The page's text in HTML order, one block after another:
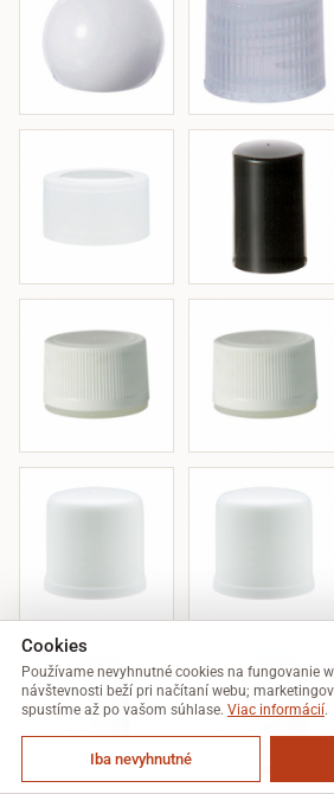
Cookies
Používame nevyhnutné cookies na fungovanie
návštevnosti beží pri načítaní webu;
spustíme až po vašom súhlase. Viac informácií.
Iba nevyhnutné